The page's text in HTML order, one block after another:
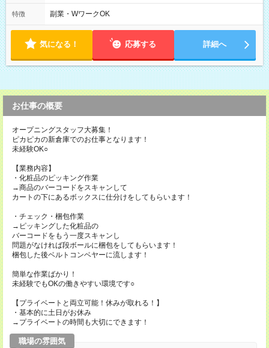
や日曜のお休みも応相談 17:10～21:10 「昼間のレジの仕事とW
ワークで働きたい」 「夕食後の空いている時間を有効活用した
特徴 副業・WワークOK
気になる！ 応募する 詳細へ
お仕事の概要
オープニングスタッフ大募集！
ピカピカの新倉庫でのお仕事となります！
未経験OK○
【業務内容】
・化粧品のピッキング作業
→商品のバーコードをスキャンして
カートの下にあるボックスに仕分けをしてもらいます！
・チェック・梱包作業
→ピッキングした化粧品の
バーコードをもう一度スキャンし
問題がなければ段ボールに梱包をしてもらいます！
梱包した後ベルトコンベヤーに流します！
簡単な作業ばかり！
未経験でもOKの働きやすい環境です○
【プライベートと両立可能！休みが取れる！】
・基本的に土日がお休み
→プライベートの時間も大切にできます！
職場の雰囲気